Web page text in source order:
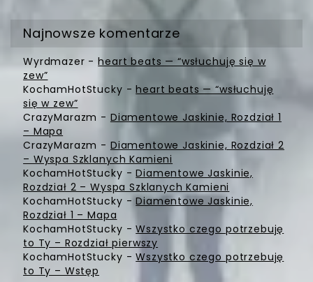
Najnowsze komentarze
Wyrdmazer -heart beats — “wsłuchuję się w
zew”
KochamHotStucky -heart beats — “wsłuchuję
się w zew”
CrazyMarazm - Diamentowe Jaskinie, Rozdział 1
– Mapa
CrazyMarazm - Diamentowe Jaskinie, Rozdział 2
– Wyspa Szklanych Kamieni
KochamHotStucky -Diamentowe Jaskinie,
Rozdział 2 – Wyspa Szklanych Kamieni
KochamHotStucky -Diamentowe Jaskinie,
Rozdział 1 – Mapa
KochamHotStucky -Wszystko czego potrzebuję
to Ty – Rozdział pierwszy
KochamHotStucky -Wszystko czego potrzebuję
to Ty – Wstęp